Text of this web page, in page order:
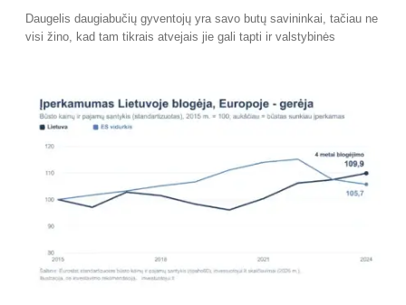
Daugelis daugiabučių gyventojų yra savo butų savininkai, tačiau ne
visi žino, kad tam tikrais atvejais jie gali tapti ir valstybinės